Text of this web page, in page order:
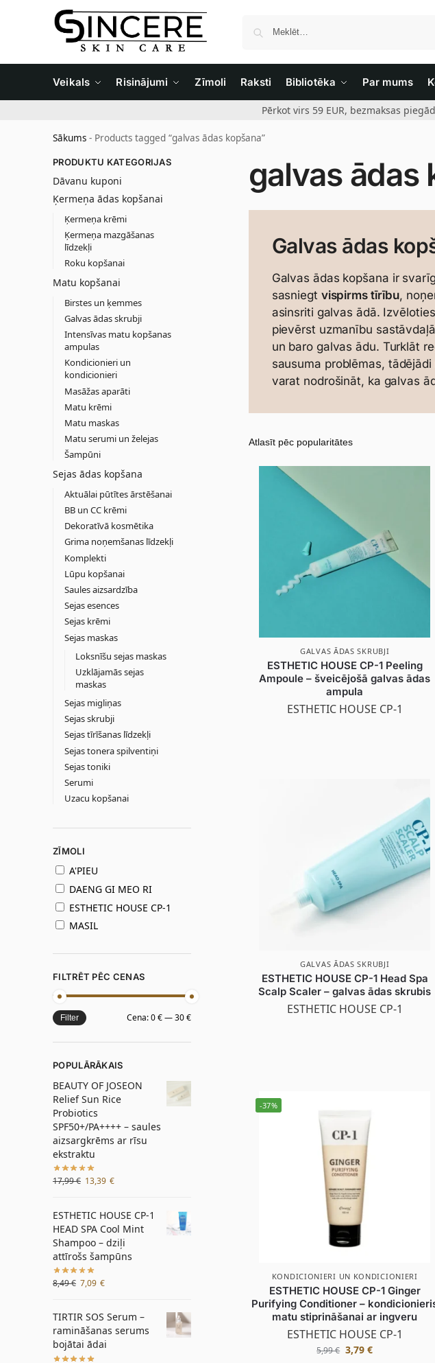
Veikals Risinājumi Zīmoli Raksti Bibliotēka Par mums
Pērkot virs 59 EUR, bezmaksas
Sākums - Products tagged “galvas ādas kopšana”
galvas ādas
Galvas ādas
Galvas ādas kopšana ir
sasniegt vispirms tīrību,
asinsriti galvas ādā.
pievērst uzmanību
un baro galvas ādu. Turklāt
sausuma problēmas,
varat nodrošināt, ka galvas
GALVAS ĀDAS SKRUBJI
ESTHETIC HOUSE CP-1 Peeling
Ampoule – šveicējošā galvas ādas
ampula
ESTHETIC HOUSE CP-1
GALVAS ĀDAS SKRUBJI
ESTHETIC HOUSE CP-1 Head Spa
Scalp Scaler – galvas ādas skrubis
ESTHETIC HOUSE CP-1
-37%
KONDICIONIERI UN KONDICIONIERI
ESTHETIC HOUSE CP-1 Ginger
Purifying Conditioner –
matu stiprināšanai ar ingveru
ESTHETIC HOUSE CP-1
5,99€ 3,79€
PRODUKTU KATEGORIJAS
Dāvanu kuponi
Ķermeņa ādas kopšanai
Ķermeņa krēmi
Ķermeņa mazgāšanas
līdzekļi
Roku kopšanai
Matu kopšanai
Birstes un ķemmes
Galvas ādas skrubji
Intensīvas matu kopšanas
ampulas
Kondicionieri un
kondicionieri
Masāžas aparāti
Matu krēmi
Matu maskas
Matu serumi un želejas
Šampūni
Sejas ādas kopšana
Aktuālai pūtītes ārstēšanai
BB un CC krēmi
Dekoratīvā kosmētika
Grima noņemšanas līdzekļi
Komplekti
Lūpu kopšanai
Saules aizsardzība
Sejas esences
Sejas krēmi
Sejas maskas
Loksnīšu sejas maskas
Uzklājamās sejas
maskas
Sejas migliņas
Sejas skrubji
Sejas tīrīšanas līdzekļi
Sejas tonera spilventiņi
Sejas toniki
Serumi
Uzacu kopšanai
ZĪMOLI
A'PIEU
DAENG GI MEO RI
ESTHETIC HOUSE CP-1
MASIL
FILTRĒT PĒC CENAS
Filter Cena:0 €—30 €
POPULĀRĀKAIS
BEAUTY OF JOSEON
Relief Sun Rice
Probiotics
SPF50+/PA++++ – saules
aizsargkrēms ar rīsu
ekstraktu
17,99€ 13,39 €
ESTHETIC HOUSE CP-1
HEAD SPA Cool Mint
Shampoo – dziļi
attīrošs šampūns
8,49€ 7,09 €
TIRTIR SOS Serum –
ramināšanas serums
bojātai ādai